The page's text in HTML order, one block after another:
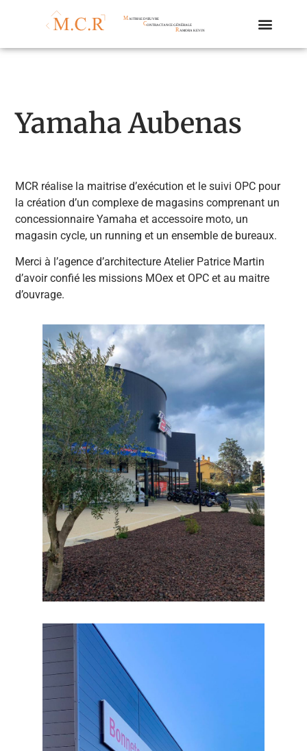
Yamaha Aubenas
MCR réalise la maitrise d’exécution et le suivi OPC pour
la création d’un complexe de magasins comprenant un
concessionnaire Yamaha et accessoire moto, un
magasin cycle, un running et un ensemble de bureaux.
Merci à l’agence d’architecture Atelier Patrice Martin
d’avoir confié les missions MOex et OPC et au maitre
d’ouvrage.